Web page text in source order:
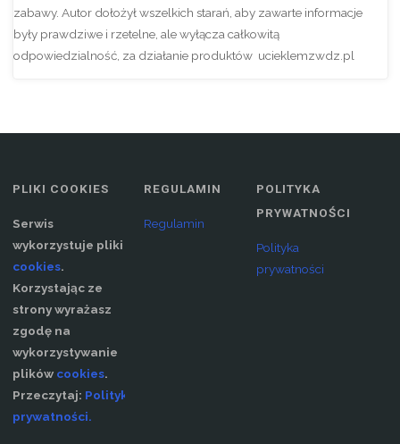
zabawy. Autor dołożył wszelkich starań, aby zawarte informacje
były prawdziwe i rzetelne, ale wyłącza całkowitą
odpowiedzialność, za działanie produktów ucieklemzwdz.pl
PLIKI COOKIES
Serwis
wykorzystuje pliki
cookies.
Korzystając ze
strony wyrażasz
zgodę na
wykorzystywanie
plików cookies.
Przeczytaj: Polityka
prywatności.
REGULAMIN
Regulamin
POLITYKA
PRYWATNOŚCI
Polityka
prywatności